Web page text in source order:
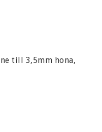
till 3,5mm hona,